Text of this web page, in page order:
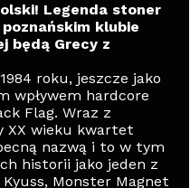
Legenda stoner
klubie
będą Grecy z
roku, jeszcze jako
wpływem hardcore
Flag. Wraz z
XX wieku kwartet
nazwą i to w tym
historii jako jeden z
Monster Magnet